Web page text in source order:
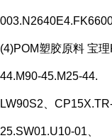
(4)POM塑胶原料 宝
44.M90-45.M25-44.
LW90S2、
25.SW01.U10-01、